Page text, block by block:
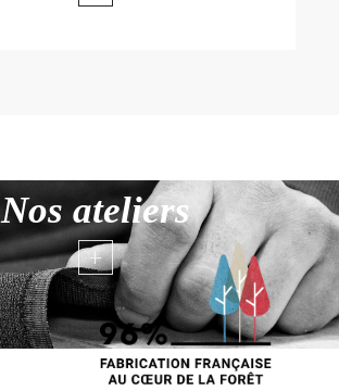
Nos ateliers
+